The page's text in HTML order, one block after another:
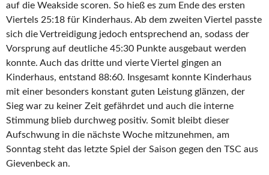
auf die Weakside scoren. So hieß es zum Ende des ersten
Viertels 25:18 für Kinderhaus. Ab dem zweiten Viertel passte
sich die Vertreidigung jedoch entsprechend an, sodass der
Vorsprung auf deutliche 45:30 Punkte ausgebaut werden
konnte. Auch das dritte und vierte Viertel gingen an
Kinderhaus, entstand 88:60. Insgesamt konnte Kinderhaus
mit einer besonders konstant guten Leistung glänzen, der
Sieg war zu keiner Zeit gefährdet und auch die interne
Stimmung blieb durchweg positiv. Somit bleibt dieser
Aufschwung in die nächste Woche mitzunehmen, am
Sonntag steht das letzte Spiel der Saison gegen den TSC aus
Gievenbeck an.